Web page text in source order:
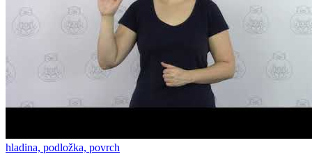
hladina, podložka, povrch